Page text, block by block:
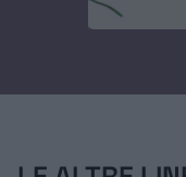
CARTA TRANSFER